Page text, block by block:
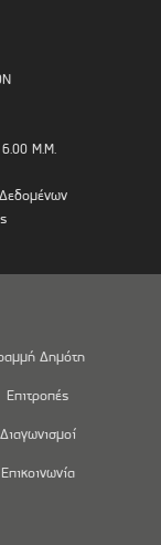
Μ.Μ.
Δημότη
Επιτροπές
Διαγωνισμοί
Επικοινωνία